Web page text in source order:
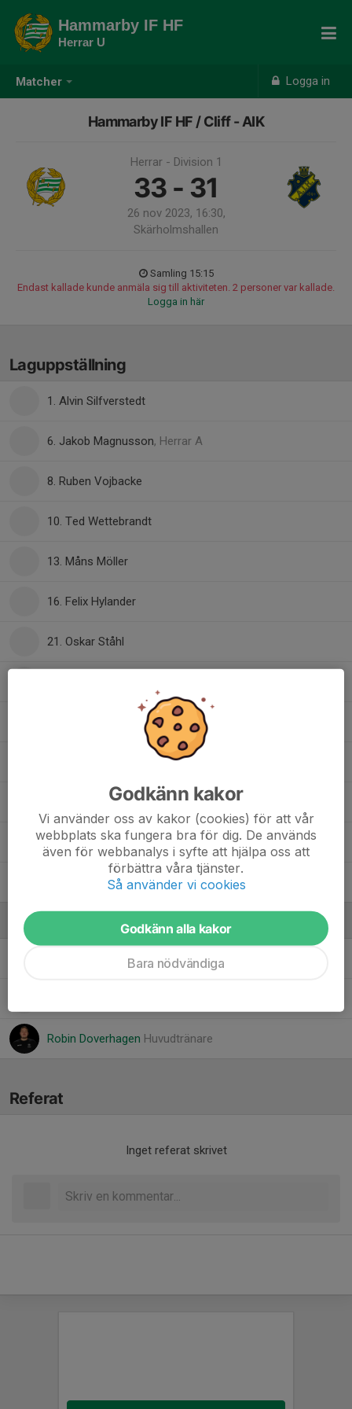
Matcher Logga in
Hammarby IF HF
Herrar U
Hammarby IF HF / Cliff - AIK
Herrar - Division 1
33 - 31
26 nov 2023, 16:30,
Skärholmshallen
Samling 15:15
Endast kallade kunde anmäla sig till aktiviteten. 2 personer var kallade.
Logga in här
Laguppställning
1. Alvin Silfverstedt
6. Jakob Magnusson, Herrar A
8. Ruben Vojbacke
10. Ted Wettebrandt
13. Måns Möller
16. Felix Hylander
21. Oskar Ståhl
24. Max Andersson
26. Per Dahlberg
29. Oliver Sikén
33. Rasmus Strömberg
Ledare
Andreaz ZanteréTränare
Robin Doverhagen Huvudtränare
Referat
Inget referat skrivet
Godkänn kakor
Vi använder oss av kakor (cookies) för att vår
webbplats ska fungera bra för dig. De används
även för webbanalys i syfte att hjälpa oss att
förbättra våra tjänster.
Så använder vi cookies
Godkänn alla kakor
Bara nödvändiga